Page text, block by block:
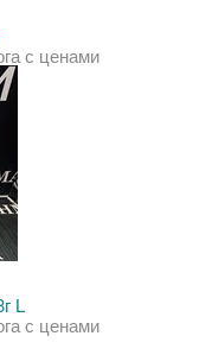
с ценами
L
с ценами